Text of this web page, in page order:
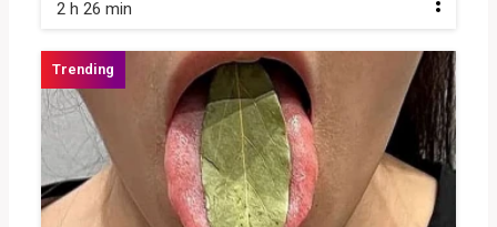
2 h 26 min